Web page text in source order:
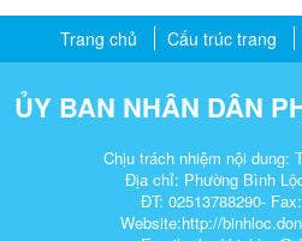
Trang chủ Cấu trúc trang
ỦY BAN NHÂN DÂN
Chịu trách nhiệm nội dung:
Địa chỉ: Phường Bình
ĐT: 02513788290-
Website:http://